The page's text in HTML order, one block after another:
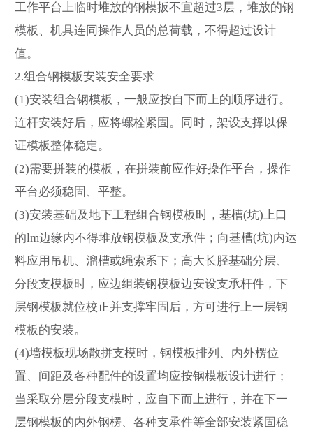
工作平台上临时堆放的钢模扳不宜超过3层，堆放的钢
模板、机具连同操作人员的总荷载，不得超过设计
值。
2.组合钢模板安装安全要求
(1)安装组合钢模板，一般应按自下而上的顺序进行。
连杆安装好后，应将螺栓紧固。同时，架设支撑以保
证模板整体稳定。
(2)需要拼装的模板，在拼装前应作好操作平台，操作
平台必须稳固、平整。
(3)安装基础及地下工程组合钢模板时，基槽(坑)上口
的lm边缘内不得堆放钢模板及支承件；向基槽(坑)内运
料应用吊机、溜槽或绳索系下；高大长胫基础分层、
分段支模板时，应边组装钢模板边安设支承杆件，下
层钢模板就位校正并支撑牢固后，方可进行上一层钢
模板的安装。
(4)墙模板现场散拼支模时，钢模板排列、内外楞位
置、间距及各种配件的设置均应按钢模板设计进行；
当采取分层分段支模时，应自下而上进行，并在下一
层钢模板的内外钢楞、各种支承件等全部安装紧固稳